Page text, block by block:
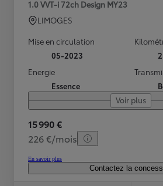
1.0 VVT-i 72ch Design MY23
LIMOGES
Mise en circulation
05-2023
Energie
Essence
Voir plus
15 990 €
226 €/mois
En savoir plus
Contactez la